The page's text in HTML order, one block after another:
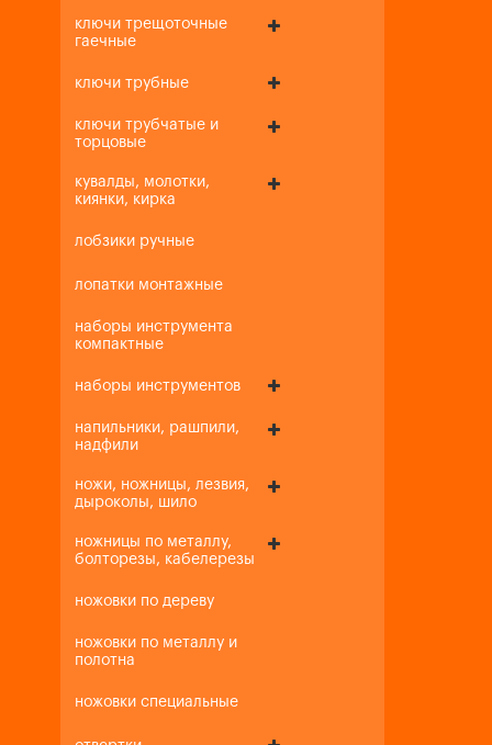
ключи трещоточные
гаечные
ключи трубные
ключи трубчатые и
торцовые
кувалды, молотки,
киянки, кирка
лобзики ручные
лопатки монтажные
наборы инструмента
компактные
наборы инструментов
напильники, рашпили,
надфили
ножи, ножницы, лезвия,
дыроколы, шило
ножницы по металлу,
болторезы, кабелерезы
ножовки по дереву
ножовки по металлу и
полотна
ножовки специальные